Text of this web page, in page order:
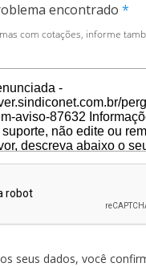
encontrado
com cotações, informe
seus dados, você